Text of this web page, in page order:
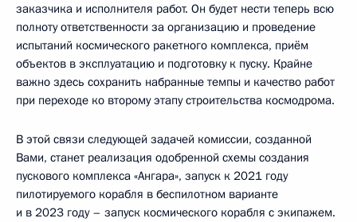
заказчика и исполнителя работ. Он будет нести теперь всю
полноту ответственности за организацию и проведение
испытаний космического ракетного комплекса, приём
объектов в эксплуатацию и подготовку к пуску. Крайне
важно здесь сохранить набранные темпы и качество работ
при переходе ко второму этапу строительства космодрома.
В этой связи следующей задачей комиссии, созданной
Вами, станет реализация одобренной схемы создания
пускового комплекса «Ангара», запуск к 2021 году
пилотируемого корабля в беспилотном варианте
и в 2023 году – запуск космического корабля с экипажем.